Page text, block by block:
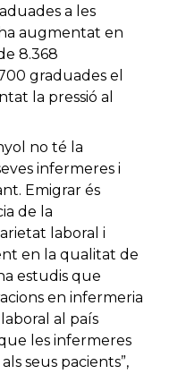
a les
augmentat en
8.368
graduades el
la pressió al
no té la
infermeres i
Emigrar és
de la
laboral i
en la qualitat de
estudis que
en infermeria
al país
les infermeres
seus pacients”,